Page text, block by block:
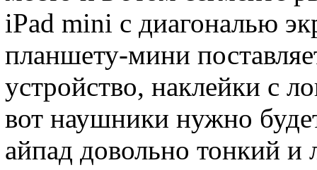
iPad mini с диагональю
планшету-мини
устройство, наклейки с
вот наушники нужно
айпад довольно тонкий и